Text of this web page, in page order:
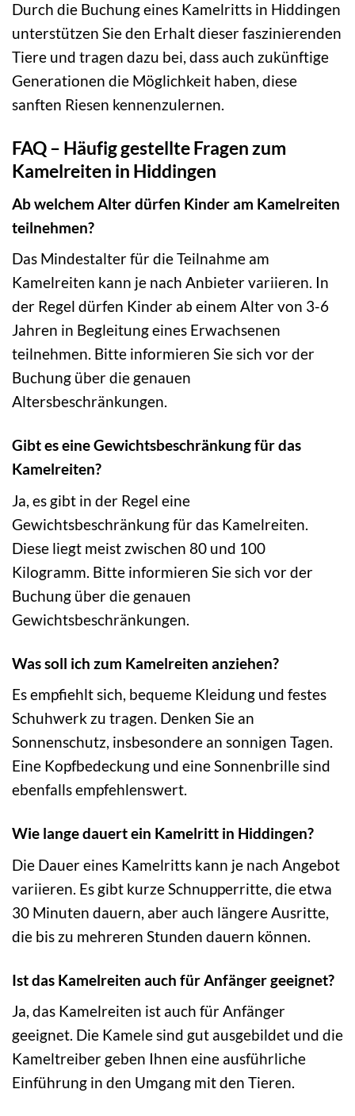
Durch die Buchung eines Kamelritts in Hiddingen
unterstützen Sie den Erhalt dieser faszinierenden
Tiere und tragen dazu bei, dass auch zukünftige
Generationen die Möglichkeit haben, diese
sanften Riesen kennenzulernen.
FAQ – Häufig gestellte Fragen zum
Kamelreiten in Hiddingen
Ab welchem Alter dürfen Kinder am Kamelreiten
teilnehmen?
Das Mindestalter für die Teilnahme am
Kamelreiten kann je nach Anbieter variieren. In
der Regel dürfen Kinder ab einem Alter von 3-6
Jahren in Begleitung eines Erwachsenen
teilnehmen. Bitte informieren Sie sich vor der
Buchung über die genauen
Altersbeschränkungen.
Gibt es eine Gewichtsbeschränkung für das
Kamelreiten?
Ja, es gibt in der Regel eine
Gewichtsbeschränkung für das Kamelreiten.
Diese liegt meist zwischen 80 und 100
Kilogramm. Bitte informieren Sie sich vor der
Buchung über die genauen
Gewichtsbeschränkungen.
Was soll ich zum Kamelreiten anziehen?
Es empfiehlt sich, bequeme Kleidung und festes
Schuhwerk zu tragen. Denken Sie an
Sonnenschutz, insbesondere an sonnigen Tagen.
Eine Kopfbedeckung und eine Sonnenbrille sind
ebenfalls empfehlenswert.
Wie lange dauert ein Kamelritt in Hiddingen?
Die Dauer eines Kamelritts kann je nach Angebot
variieren. Es gibt kurze Schnupperritte, die etwa
30 Minuten dauern, aber auch längere Ausritte,
die bis zu mehreren Stunden dauern können.
Ist das Kamelreiten auch für Anfänger geeignet?
Ja, das Kamelreiten ist auch für Anfänger
geeignet. Die Kamele sind gut ausgebildet und die
Kameltreiber geben Ihnen eine ausführliche
Einführung in den Umgang mit den Tieren.